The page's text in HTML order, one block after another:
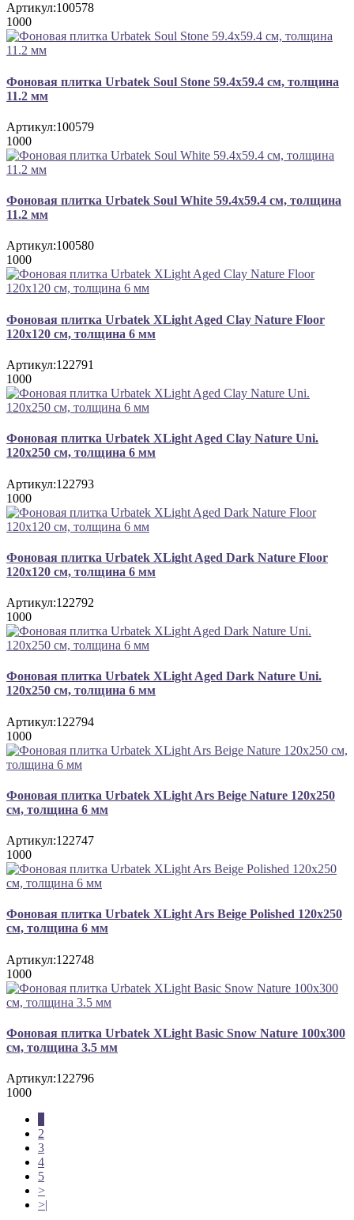
Артикул:100578
1000
Фоновая плитка Urbatek Soul Stone 59.4x59.4 см, толщина
11.2 мм
Артикул:100579
1000
Фоновая плитка Urbatek Soul White 59.4x59.4 см, толщина
11.2 мм
Артикул:100580
1000
Фоновая плитка Urbatek XLight Aged Clay Nature Floor
120x120 см, толщина 6 мм
Артикул:122791
1000
Фоновая плитка Urbatek XLight Aged Clay Nature Uni.
120x250 см, толщина 6 мм
Артикул:122793
1000
Фоновая плитка Urbatek XLight Aged Dark Nature Floor
120x120 см, толщина 6 мм
Артикул:122792
1000
Фоновая плитка Urbatek XLight Aged Dark Nature Uni.
120x250 см, толщина 6 мм
Артикул:122794
1000
Фоновая плитка Urbatek XLight Ars Beige Nature 120x250
см, толщина 6 мм
Артикул:122747
1000
Фоновая плитка Urbatek XLight Ars Beige Polished 120x250
см, толщина 6 мм
Артикул:122748
1000
Фоновая плитка Urbatek XLight Basic Snow Nature 100x300
см, толщина 3.5 мм
Артикул:122796
1000
2
3
4
5
>
>|